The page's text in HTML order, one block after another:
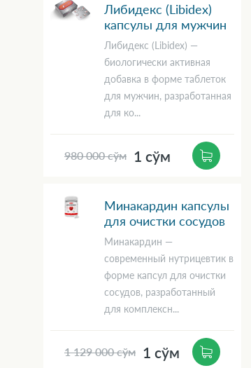
Либидекс (Libidex)
капсулы для мужчин
Либидекс (Libidex) —
биологически активная
добавка в форме таблеток
для мужчин, разработанная
для ко...
980 000 сўм 1 сўм
Минакардин капсулы
для очистки сосудов
Минакардин —
современный нутрицевтик в
форме капсул для очистки
сосудов, разработанный
для комплексн...
1 129 000 сўм 1 сўм